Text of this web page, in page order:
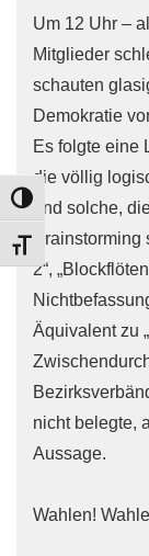
TOGGLE HIGH
TOGGLE FONT
Um 12 Uhr –
Mitglieder
schauten
Demokratie
Es folgte eine
die völlig
und solche,
Brainstorming
2“,
Äquivalent zu
nicht belegte,
Aussage.
Wahlen!